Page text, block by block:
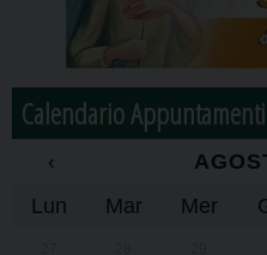
Calendario Appuntamenti
‹
Lun
Mar Mer